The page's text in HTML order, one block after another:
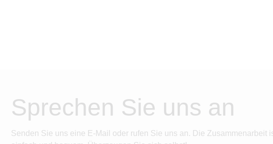
Sprechen Sie uns an
Senden Sie uns eine E-Mail oder rufen Sie uns an. Die Zusammenarbeit